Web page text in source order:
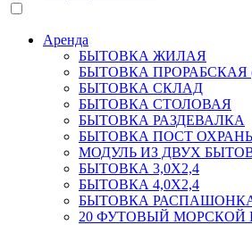
Аренда
БЫТОВКА ЖИЛАЯ
БЫТОВКА ПРОРАБСКАЯ
БЫТОВКА СКЛАД
БЫТОВКА СТОЛОВАЯ
БЫТОВКА РАЗДЕВАЛКА
БЫТОВКА ПОСТ
МОДУЛЬ ИЗ ДВУХ
БЫТОВКА 3,0Х2,4
БЫТОВКА 4,0Х2,4
БЫТОВКА
20 ФУТОВЫЙ МОРСКОЙ